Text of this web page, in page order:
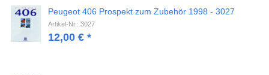
Peugeot 406 Prospekt zum Zubehör 1998 - 3027
Artikel-Nr.: 3027
12,00 €*